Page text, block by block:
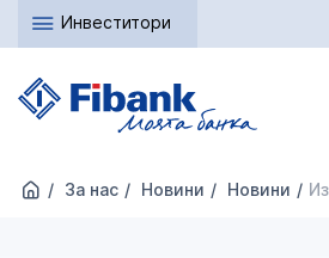
Инвеститори
За нас Новини Новини